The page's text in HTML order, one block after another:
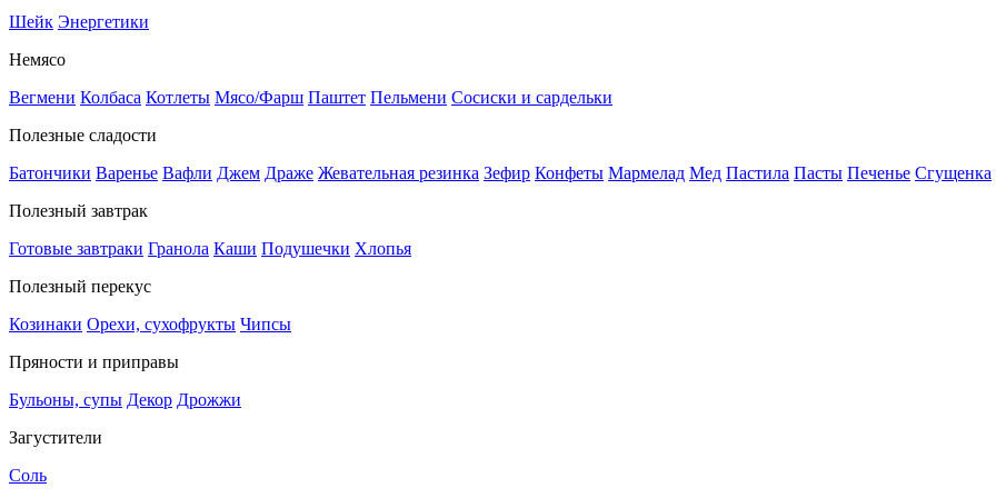
Шейк Энергетики
Немясо
Вегмени Колбаса Котлеты Мясо/Фарш Паштет Пельмени Сосиски и сардельки
Полезные сладости
Батончики Варенье Вафли Джем Драже Жевательная резинка Зефир Конфеты Мармелад Мед Пастила Пасты Печенье Сгущенка
Полезный завтрак
Готовые завтраки Гранола Каши Подушечки Хлопья
Полезный перекус
Козинаки Орехи, сухофрукты Чипсы
Пряности и приправы
Бульоны, супы Декор Дрожжи
Загустители
Соль